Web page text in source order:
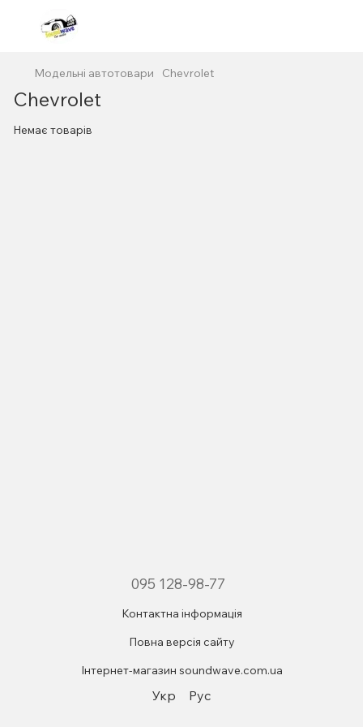
Модельні автотовари Chevrolet
Chevrolet
Немає товарів
095 128-98-77
Контактна інформація
Повна версія сайту
Інтернет-магазин soundwave.com.ua
Укр Рус